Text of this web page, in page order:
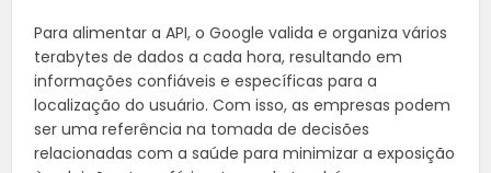
Para alimentar a API, o Google valida e organiza vários
terabytes de dados a cada hora, resultando em
informações confiáveis e específicas para a
localização do usuário. Com isso, as empresas podem
ser uma referência na tomada de decisões
relacionadas com a saúde para minimizar a exposição